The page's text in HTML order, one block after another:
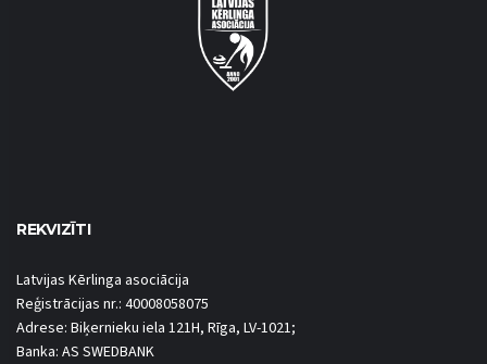
REKVIZĪTI
Latvijas Kērlinga asociācija
Reģistrācijas nr.: 40008058075
Adrese: Biķernieku iela 121H, Rīga, LV-1021;
Banka: AS SWEDBANK